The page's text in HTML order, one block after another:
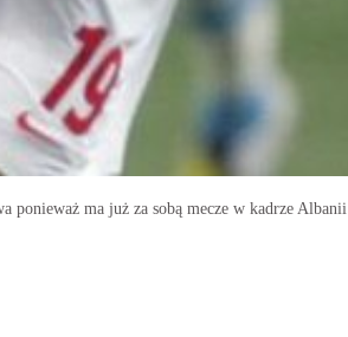
ponieważ ma już za sobą mecze w kadrze Albanii